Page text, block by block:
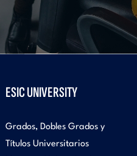
ESIC UNIVERSITY
Grados, Dobles Grados y
Títulos Universitarios